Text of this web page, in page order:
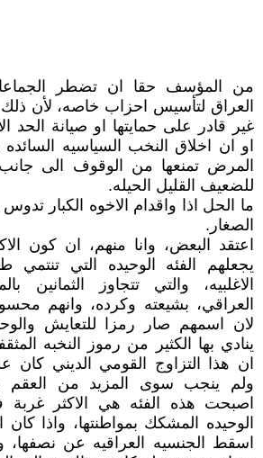
من المؤسف حقا ان تضطر
العراق لتأسيس احزاب خاصه، لأن
غير قادر على حمايتها او صيانة الحد
او ان اخلاق النخب السياسيه
المرض تمنعها من الوقوف الى جانب
للضعيف القليل الحيله.
ما الحل اذا واقدام الاخوه الكبار
الصغار.
اعتقد البعض، وانا منهم، ان كون
يجعلهم الفئه الوحيده التي تنتمي
الاغلبيه، والتي تتجاوز الثمانين
العراقي، بشيعته وكرده، وانهم
لان اسمهم صار رمزا للتعايش
ينادي بها الكثير من رموز النخبه
ان هذا التزاوج القومي الديني كان
ولم ينجب سوى المزيد من العقم
اصبحت هذه الفئه هي الاكثر غربة
الوحيده المشكك بمواطنتها، واذا
اسقط الجنسيه العراقيه عن نصفها،